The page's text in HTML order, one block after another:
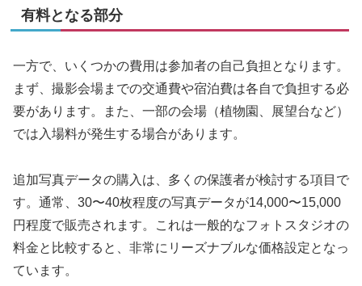
有料となる部分
一方で、いくつかの費用は参加者の自己負担となります。
まず、撮影会場までの交通費や宿泊費は各自で負担する必
要があります。また、一部の会場（植物園、展望台など）
では入場料が発生する場合があります。
追加写真データの購入は、多くの保護者が検討する項目で
す。通常、30〜40枚程度の写真データが14,000〜15,000
円程度で販売されます。これは一般的なフォトスタジオの
料金と比較すると、非常にリーズナブルな価格設定となっ
ています。